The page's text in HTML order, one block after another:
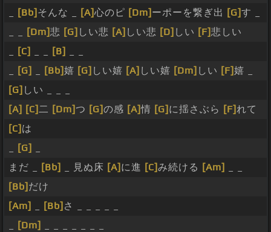
[Bb] そんな _ [A]心のピ [Dm] ーポーを繋ぎ出 [G]す _
[Dm]悲 [G] しい悲 [A] しい悲 [D] しい [F]悲しい
[C] [B]
[G] [Bb]嬉 [G] しい嬉 [A] しい嬉 [Dm] しい [F]嬉 _
[G] しい _ _ _
[A] [C]二 [Dm]つ [G]の感 [A]情 [G] に揺さぶら [F]れて
[C] は
[G]
まだ _
[Bb] _ 見ぬ床 [A] に進 [C]み続ける [Am]
[Bb] だけ
[Am]
[Bb] さ _ _ _ _ _
[Dm]